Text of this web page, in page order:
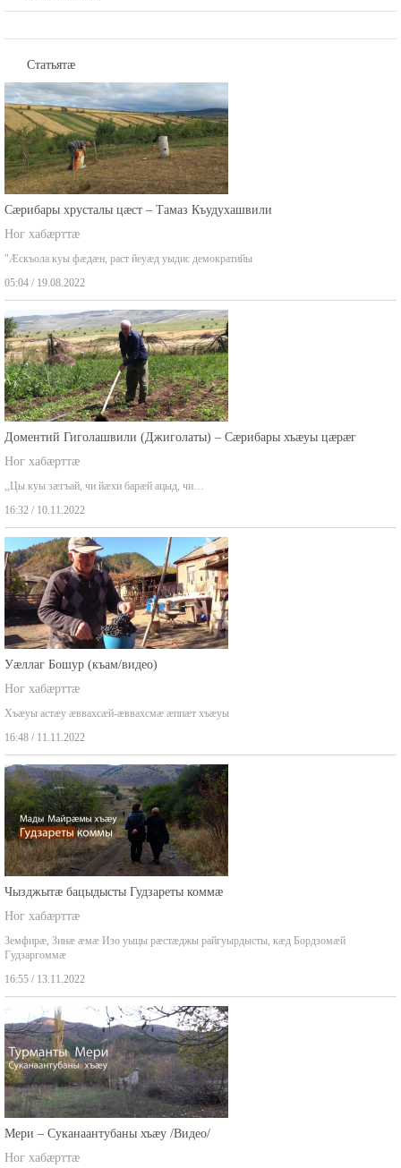
Статьятæ
Сæрибары хрусталы цæст – Тамаз Къудухашвили
Ног хабæрттæ
"Æскъола куы фæдæн, раст йеуæд уыдис демократийы
05:04 / 19.08.2022
Доментий Гиголашвили (Джиголаты) – Сæрибары хъæуы цæрæг
Ног хабæрттæ
,,Цы куы зæгъай, чи йæхи барæй ацыд, чи…
16:32 / 10.11.2022
Уæллаг Бошур (къам/видео)
Ног хабæрттæ
Хъæуы астæу æввахсæй-æввахсмæ æппæт хъæуы
16:48 / 11.11.2022
Чызджытæ бацыдысты Гудзареты коммæ
Ног хабæрттæ
Земфирæ, Зинæ æмæ Изо уыцы рæстæджы райгуырдысты, кæд Бордзомæй
Гудзаргоммæ
16:55 / 13.11.2022
Мери – Суканаантубаны хъæу /Видео/
Ног хабæрттæ